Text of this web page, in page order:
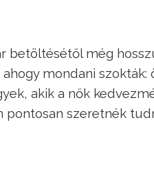
betöltésétől még
mondani szokták:
akik a nők
pontosan szeretnék